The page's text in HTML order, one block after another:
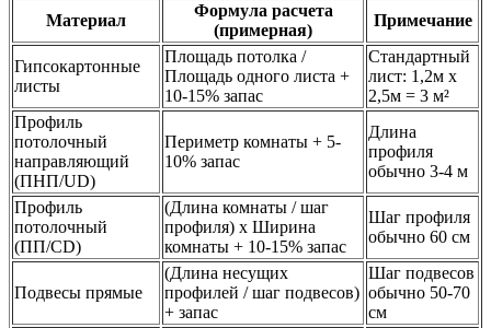
Материал
Формула расчета
(примерная)
Примечание
Гипсокартонные
листы
Площадь потолка /
Площадь одного листа +
10-15% запас
Стандартный
лист: 1,2м x
2,5м = 3 м²
Профиль
потолочный
направляющий
(ПНП/UD)
Периметр комнаты + 5-
10% запас
Длина
профиля
обычно 3-4 м
Профиль
потолочный
(ПП/CD)
(Длина комнаты / шаг
профиля) x Ширина
комнаты + 10-15% запас
Шаг профиля
обычно 60 см
Подвесы прямые
(Длина несущих
профилей / шаг подвесов)
+ запас
Шаг подвесов
обычно 50-70
см